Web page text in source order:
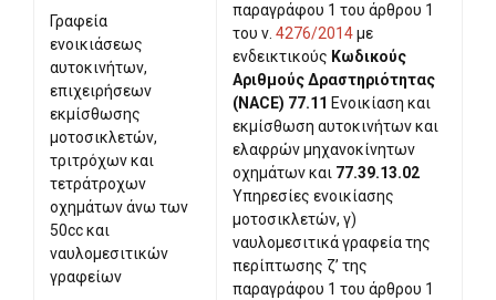
Γραφεία
ενοικιάσεως
αυτοκινήτων,
επιχειρήσεων
εκμίσθωσης
μοτοσικλετών,
τριτρόχων και
τετράτροχων
οχημάτων άνω των
50cc και
ναυλομεσιτικών
γραφείων
παραγράφου 1 του άρθρου 1
του ν. 4276/2014με
ενδεικτικούς Κωδικούς
Αριθμούς Δραστηριότητας
(NACE) 77.11 Ενοικίαση και
εκμίσθωση αυτοκινήτων και
ελαφρών μηχανοκίνητων
οχημάτων και 77.39.13.02
Υπηρεσίες ενοικίασης
μοτοσικλετών, γ)
ναυλομεσιτικά γραφεία της
περίπτωσης ζ’ της
παραγράφου 1 του άρθρου 1